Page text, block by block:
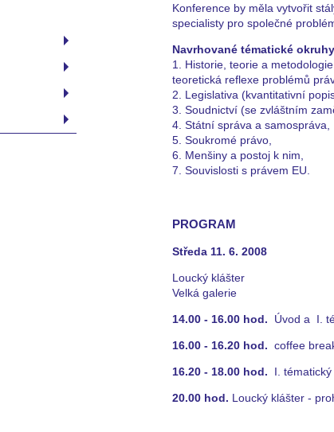
Konference by měla vytvořit
specialisty pro společné
Navrhované tématické
1. Historie, teorie a
teoretická reflexe problémů
2. Legislativa (kvantitativní
3. Soudnictví (se zvláštním
4. Státní správa a samospráva,
5. Soukromé právo,
6. Menšiny a postoj k nim,
7. Souvislosti s právem EU.
PROGRAM
Středa 11. 6. 2008
Loucký klášter
Velká galerie
14.00 - 16.00 hod. Úvod a I.
16.00 - 16.20 hod. coffee
16.20 - 18.00 hod. I.
20.00 hod. Loucký klášter -